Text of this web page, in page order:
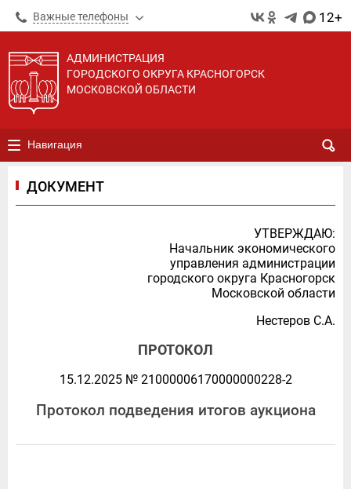
Важные телефоны 12+
АДМИНИСТРАЦИЯ
ГОРОДСКОГО ОКРУГА КРАСНОГОРСК
МОСКОВСКОЙ ОБЛАСТИ
Навигация
ДОКУМЕНТ
УТВЕРЖДАЮ:
Начальник экономического
управления администрации
городского округа Красногорск
Московской области
Нестеров С.А.
ПРОТОКОЛ
15.12.2025 № 21000006170000000228-2
Протокол подведения итогов аукциона